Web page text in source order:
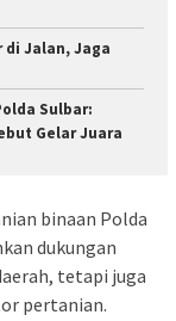
Jalan, Jaga
Sulbar:
Gelar Juara
binaan Polda
dukungan
tetapi juga
pertanian.